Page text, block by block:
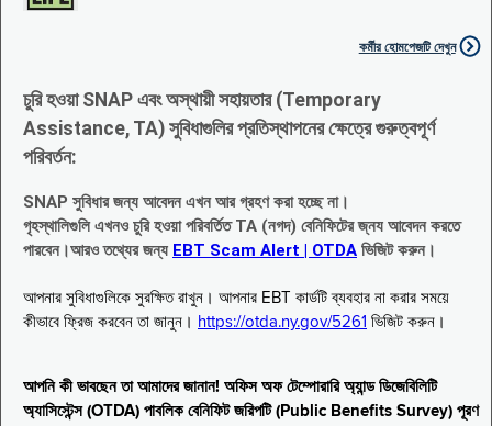
কর্মীর হোমপেজটি দেখুন
চুরি হওয়া SNAP এবং অস্থায়ী সহায়তার (Temporary
Assistance, TA) সুবিধাগুলির প্রতিস্থাপনের ক্ষেত্রে গুরুত্বপূর্ণ
পরিবর্তন:
SNAP সুবিধার জন্য আবেদন এখন আর গ্রহণ করা হচ্ছে না।
গৃহস্থালিগুলি এখনও চুরি হওয়া পরিবর্তিত TA (নগদ) বেনিফিটের জ্নয আবেদন করতে
পারবেন।আরও তথ্যের জন্য EBT Scam Alert | OTDA ভিজিট করুন।
আপনার সুবিধাগুলিকে সুরক্ষিত রাখুন। আপনার EBT কার্ডটি ব্যবহার না করার সময়ে
কীভাবে ফ্রিজ করবেন তা জানুন। https://otda.ny.gov/5261 ভিজিট করুন।
আপনি কী ভাবছেন তা আমাদের জানান! অফিস অফ টেম্পোরারি অ্যান্ড ডিজেবিলিটি
অ্যাসিস্টেন্স (OTDA) পাবলিক বেনিফিট জরিপটি (Public Benefits Survey) পূরণ